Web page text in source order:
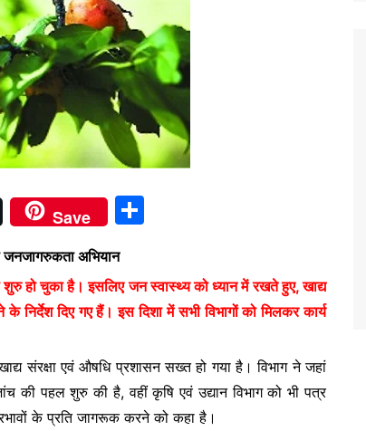
Save
e
जनजागरुकता अभियान
हो चुका है। इसलिए जन स्वास्थ्य को ध्यान में रखते हुए, खाद्य
निर्देश दिए गए हैं। इस दिशा में सभी विभागों को मिलकर कार्य
संरक्षा एवं औषधि प्रशासन सख्त हो गया है। विभाग ने जहां
पहल शुरु की है, वहीं कृषि एवं उद्यान विभाग को भी पत्र
के प्रति जागरूक करने को कहा है।